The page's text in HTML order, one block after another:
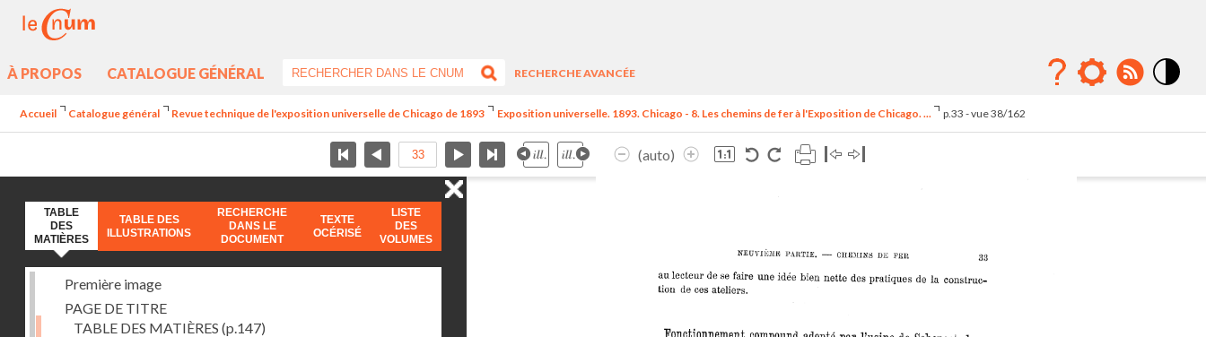
À PROPOS CATALOGUE GÉNÉRAL
RECHERCHE AVANCÉE
Accueil Catalogue général Revue technique de l'exposition universelle de Chicago de 1893 Exposition universelle. 1893. Chicago - 8. Les chemins de fer à l'Exposition de Chicago. ... p.33 - vue 38/162
(auto)
TABLE
DES
MATIÈRES
TABLE DES
ILLUSTRATIONS
RECHERCHE
DANS LE
DOCUMENT
TEXTE
OCÉRISÉ
LISTE
DES
VOLUMES
Première image
PAGE DE TITRE
TABLE DES MATIÈRES (p.147)